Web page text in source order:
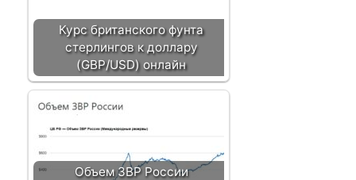
Курс британского фунта
стерлингов к доллару
(GBP/USD) онлайн
Объем ЗВР России